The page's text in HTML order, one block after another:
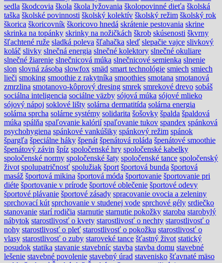
sedla škodcovia škola škola lyžovania školopovinné dieťa školská
taška školské povinnosti školský kolektív školský režim školský rok
škorica škoricovník škoricovo hnedá skrátenie pestovania skrine
skrinka na topánky skrinky na nožičkách škrob skúsenosti škvrny
šľachtené ruže sladká poleva šľahačka sleď slepačie vajce slivkový
koláč slivky slnečná energia slnečné kolektory slnečné okuliare
slnečné žiarenie slnečnicová múka slnečnicové semienka slnenie
slon slovná zásoba slowfox smäd smart technológie smiech smiech
lieči smoking smoothie z rakytníka smoothies smotana smotanová
zmrzlina smotanovo-kôprový dresing smrek smrekové drevo sobáš
sociálna inteligencia sociálne väzby sójová múka sójové mlieko
sójový nápoj soklové lišty solárna dermatitída solárna energia
solárna sprcha solárne systémy solidarita šošovky špalda špaldová
múka spálňa spaľovanie kalórií spaľovanie tukov spandex spánková
psychohygiena spánkové vankúšiky spánkový režim spánok
špargľa špeciálne háky špenát špenátová roláda špenátové smoothie
špenátový závin špíz spoločenské hry spoločenské kabelky
spoločenské normy spoločenské šaty spoločenské tance spoločenský
život spolupatričnosť spolužiak šport športová bunda športová
masáž športová mikina športová móda športovanie športovanie pri
diéte športovanie v prírode športové oblečenie športové odevy
športové plávanie športové zásady spracovanie ovocia a zeleniny
sprchovací kút sprchovanie v studenej vode sprchové gély srdiečko
stanovanie starí rodičia starnutie starnutie pokožky staroba starobylý
nábytok starostlivosť o kvety starostlivosť o nechty starostlivosť o
nohy starostlivosť o pleť starostlivosť o pokožku starostlivosť o
vlasy starostlivosť o zuby staroveké tance šťastný život statický
posudok statika stavanie stavebníc stavba stavba domu stavebné
lešenie stavebné povolenie stavebný úrad stavenisko šťavnaté mäso